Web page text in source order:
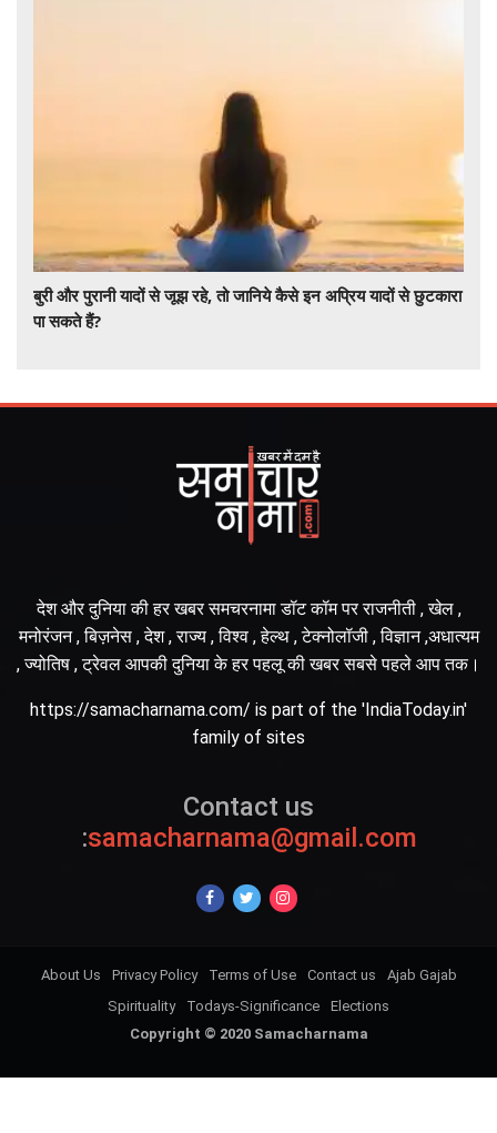
बुरी और पुरानी यादों से जूझ रहे, तो जानिये कैसे इन अप्रिय यादों से छुटकारा
पा सकते हैं?
देश और दुनिया की हर खबर समचरनामा डॉट कॉम पर राजनीती , खेल ,
मनोरंजन , बिज़नेस , देश , राज्य , विश्व , हेल्थ , टेक्नोलॉजी , विज्ञान ,अधात्यम
, ज्योतिष , ट्रेवल आपकी दुनिया के हर पहलू की खबर सबसे पहले आप तक।
https://samacharnama.com/ is part of the 'IndiaToday.in'
family of sites
Contact us
:samacharnama@gmail.com
Copyright © 2020 Samacharnama
About Us Privacy Policy Terms of Use Contact us
Ajab Gajab
Spirituality
Todays-Significance Elections